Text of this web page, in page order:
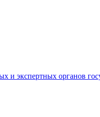
и экспертных органов